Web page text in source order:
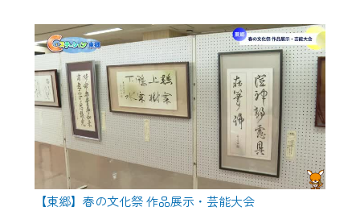
【東郷】春の文化祭 作品展示・芸能大会